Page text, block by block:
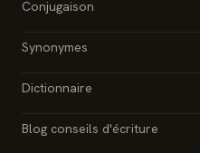
Conjugaison
Synonymes
Dictionnaire
Blog conseils d'écriture